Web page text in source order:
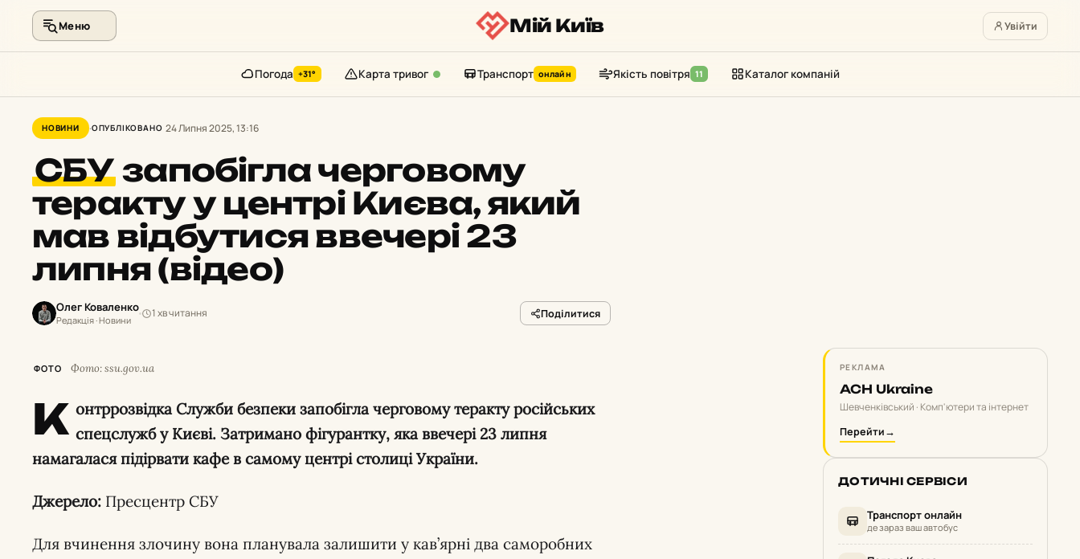
контенту
Меню Мій Київ Увійти
Погода +31° Карта тривог Транспорт онлайн Якість повітря 11 Каталог компаній
НОВИНИ ОПУБЛІКОВАНО 24 Липня 2025, 13:16
СБУзапобігла черговому
теракту у центрі Києва, який
мав відбутися ввечері 23
липня (відео)
Олег Коваленко
Редакція · Новини
1 хв читання Поділитися
ФОТО Фото: ssu.gov.ua
К онтррозвідка Служби безпеки запобігла черговому теракту російських
спецслужб у Києві. Затримано фігурантку, яка ввечері 23 липня
намагалася підірвати кафе в самому центрі столиці України.
Джерело: Пресцентр СБУ
Для вчинення злочину вона планувала залишити у кав’ярні два саморобних
РЕКЛАМА
ACH Ukraine
Шевченківський · Комп'ютери та інтернет
Перейти→
ДОТИЧНІ СЕРВІСИ
Транспорт онлайн
де зараз ваш автобус